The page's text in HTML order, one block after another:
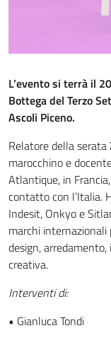
L’evento si terrà il
Bottega del Terzo
Ascoli Piceno.
Relatore della serata
marocchino e
Atlantique, in
contatto con l’Italia.
Indesit, Onkyo e
marchi
design,
creativa.
Interventi di:
• Gianluca Tondi